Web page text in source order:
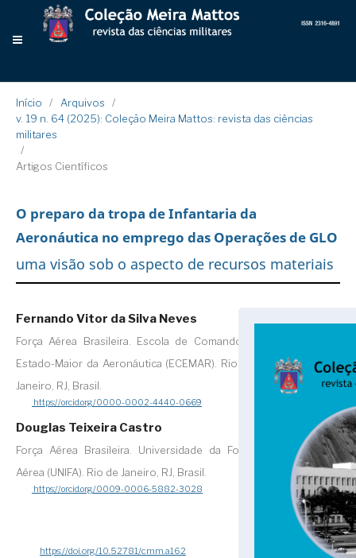
Início / Arquivos
/
v. 19 n. 64 (2025): Coleção Meira Mattos: revista das ciências
militares
/
Artigos Científicos
O preparo da tropa de Infantaria da
Aeronáutica no emprego das Operações de GLO
uma visão sob o aspecto de recursos materiais
Fernando Vitor da Silva Neves
Força Aérea Brasileira. Escola de Comando e
Estado-Maior da Aeronáutica (ECEMAR). Rio de
Janeiro, RJ, Brasil.
https://orcid.org/0000-0002-4440-0669
Douglas Teixeira Castro
Força Aérea Brasileira. Universidade da Força
Aérea (UNIFA). Rio de Janeiro, RJ, Brasil.
https://orcid.org/0009-0006-5882-3028
https://doi.org/10.52781/cmm.a162